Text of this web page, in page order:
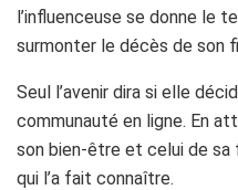
l’influenceuse se donne le
surmonter le décès de son
Seul l’avenir dira si elle
communauté en ligne. En
son bien-être et celui de sa
qui l’a fait connaître.